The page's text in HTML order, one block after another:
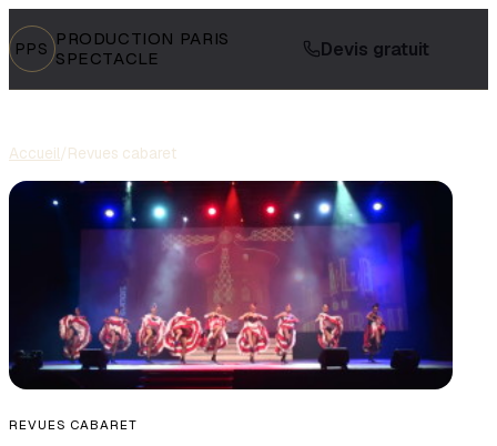
PPS PRODUCTION PARIS
SPECTACLE
Devis gratuit
Accueil/Revues cabaret
REVUES CABARET